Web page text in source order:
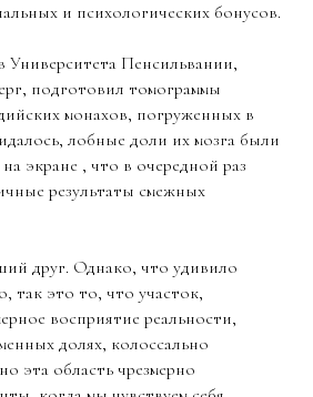
и психологических бонусов.
Университета Пенсильвании,
подготовил томограммы
монахов, погруженных в
лобные доли их мозга были
экране , что в очередной раз
результаты смежных
друг. Однако, что удивило
так это то, что участок,
восприятие реальности,
долях, колоссально
эта область чрезмерно